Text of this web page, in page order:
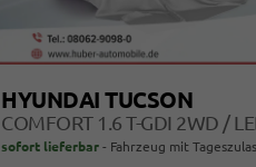
HYUNDAI TUCSON
sofort lieferbar Fahrzeug mit